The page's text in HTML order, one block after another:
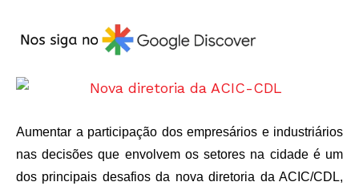
Aumentar a participação dos empresários e industriários
nas decisões que envolvem os setores na cidade é um
dos principais desafios da nova diretoria da ACIC/CDL,